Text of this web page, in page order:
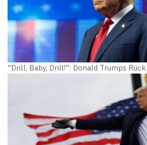
"Drill, Baby, Drill!": Donald Trumps